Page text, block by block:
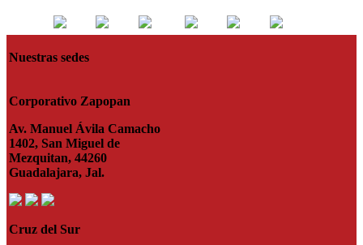
Nuestras sedes
Corporativo Zapopan
Av. Manuel Ávila Camacho
1402, San Miguel de
Mezquitan, 44260
Guadalajara, Jal.
Cruz del Sur